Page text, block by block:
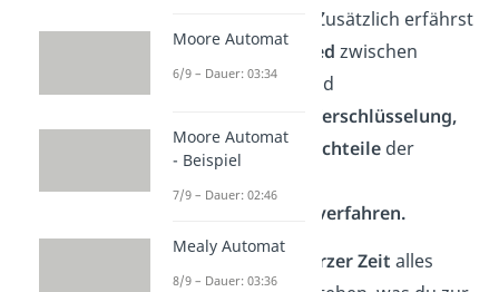
Zusätzlich erfährst
du den Unterschied zwischen
symmetrischer
und
asymmetrischer Verschlüsselung,
sowie Vor-und Nachteile der
Verschlüsselungsverfahren.
Möchtest du in
kurzer Zeit alles
Moore Automat
6/9 – Dauer: 03:34
Moore Automat
- Beispiel
7/9 – Dauer: 02:46
Mealy Automat
8/9 – Dauer: 03:36